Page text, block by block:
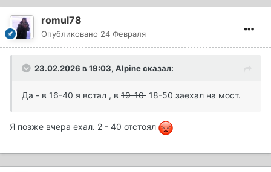
romul78
Опубликовано 24 Февраля
23.02.2026 в 19:03, Alpineсказал:
Да - в 16-40 я встал , в 19-10 18-50 заехал на мост.
Я позже вчера ехал. 2 - 40 отстоял